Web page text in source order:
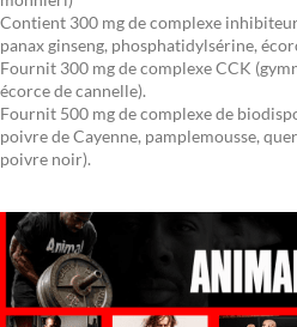
Contient 300 mg de complexe
panax ginseng, phosphatidylsérine,
Fournit 300 mg de complexe CCK
écorce de cannelle).
Fournit 500 mg de complexe de
poivre de Cayenne, pamplemousse,
poivre noir).